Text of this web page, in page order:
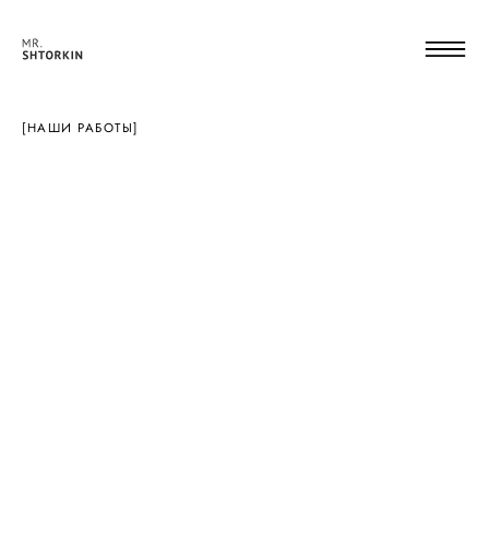
[НАШИ РАБОТЫ]